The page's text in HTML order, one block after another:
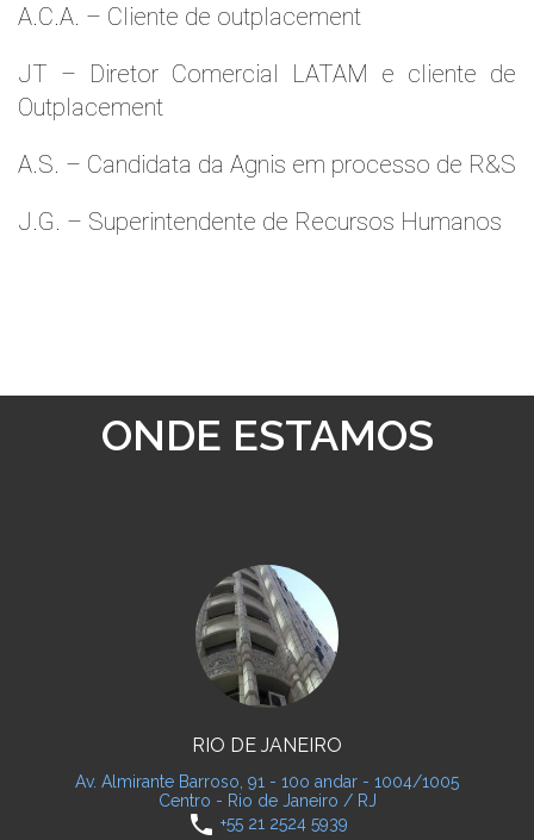
A.C.A. – Cliente de outplacement
JT – Diretor Comercial LATAM e cliente de
Outplacement
A.S. – Candidata da Agnis em processo de R&S
J.G. – Superintendente de Recursos Humanos
ONDE ESTAMOS
RIO DE JANEIRO
Av. Almirante Barroso, 91 - 10o andar - 1004/1005
Centro - Rio de Janeiro / RJ
phone +55 21 2524 5939